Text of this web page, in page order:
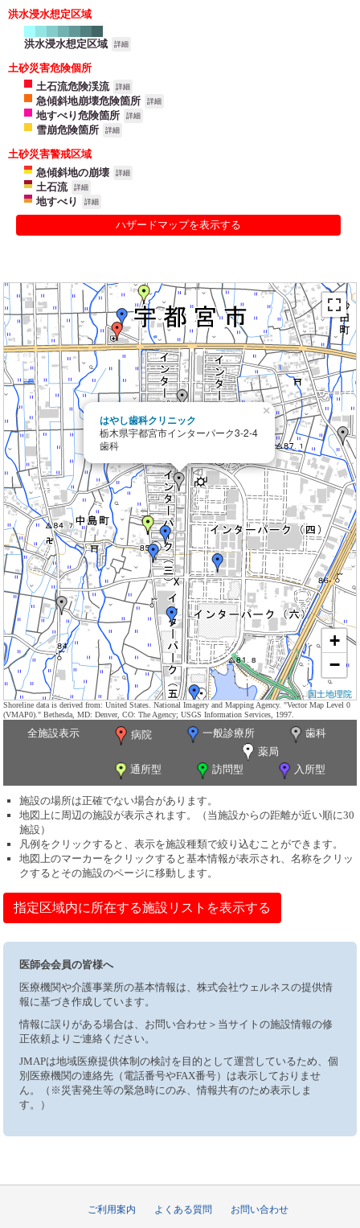
洪水浸水想定区域
洪水浸水想定区域 詳細
土砂災害危険個所
土石流危険渓流
詳細
急傾斜地崩壊危険箇所 詳細
地すべり危険箇所 詳細
雪崩危険箇所 詳細
土砂災害警戒区域
急傾斜地の崩壊
詳細
土石流 詳細
地すべり 詳細
ハザードマップを表示する
はやし歯科クリニック
栃木県宇都宮市インターパーク3-2-4
歯科
×
+
−
国土地理院
Shoreline data is derived from: United States. National Imagery and Mapping Agency. "Vector Map Level 0
(VMAP0)." Bethesda, MD: Denver, CO: The Agency; USGS Information Services, 1997.
全施設表示 病院 一般診療所
歯科
薬局
通所型
訪問型 入所型
施設の場所は正確でない場合があります。
地図上に周辺の施設が表示されます。（当施設からの距離が近い順に30
施設）
凡例をクリックすると、表示を施設種類で絞り込むことができます。
地図上のマーカーをクリックすると基本情報が表示され、名称をクリッ
クするとその施設のページに移動します。
指定区域内に所在する施設リストを表示する
医師会会員の皆様へ
医療機関や介護事業所の基本情報は、株式会社ウェルネスの提供情
報に基づき作成しています。
情報に誤りがある場合は、お問い合わせ＞当サイトの施設情報の修
正依頼よりご連絡ください。
JMAPは地域医療提供体制の検討を目的として運営しているため、個
別医療機関の連絡先（電話番号やFAX番号）は表示しておりませ
ん。（※災害発生等の緊急時にのみ、情報共有のため表示しま
す。）
ご利用案内 よくある質問 お問い合わせ